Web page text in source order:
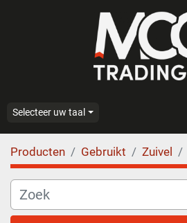
Selecteer uw taal
Producten Gebruikt Zuivel